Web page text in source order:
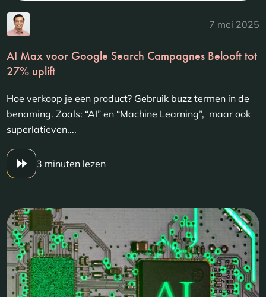
7 mei 2025
AI Max voor Google Search Campagnes Belooft tot
27% uplift
Hoe verkoop je een product? Gebruik buzz termen in de
benaming. Zoals: “AI” en “Machine Learning”, maar ook
superlatieven,...
3 minuten lezen